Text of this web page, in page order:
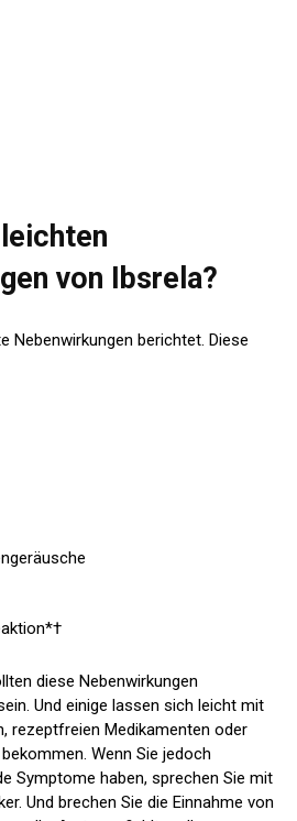
von Ibsrela?
Nebenwirkungen berichtet. Diese
diese Nebenwirkungen
Und einige lassen sich leicht mit
rezeptfreien Medikamenten oder
Wenn Sie jedoch
Symptome haben, sprechen Sie mit
Und brechen Sie die Einnahme von